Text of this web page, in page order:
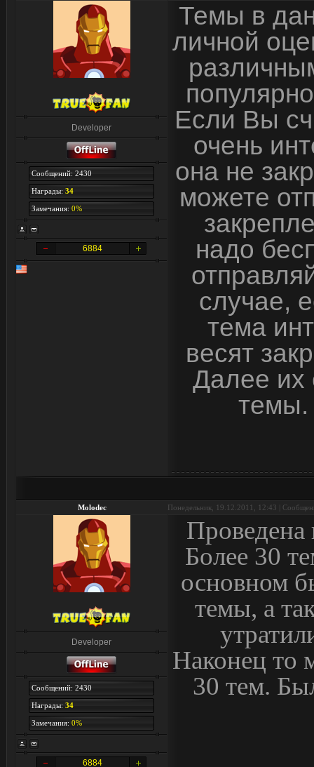
Developer
Сообщений: 2430
Награды: 34
Замечания: 0%
6884
Темы в
личной
Если Вы
очень
она не
можете
надо
случае,
тема
весят
Далее их
темы.
Molodec Понедельник, 19.12.2011, 12:43 |
Developer
Сообщений: 2430
Награды: 34
Замечания: 0%
6884
Проведена
Более 30
основном
темы, а
Наконец то
30 тем.